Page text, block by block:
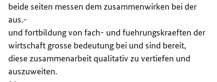
beide seiten messen dem zusammenwirken bei der
aus.-
und fortbildung von fach- und fuehrungskraeften der
wirtschaft grosse bedeutung bei und sind bereit,
diese zusammenarbeit qualitativ zu vertiefen und
auszuweiten.